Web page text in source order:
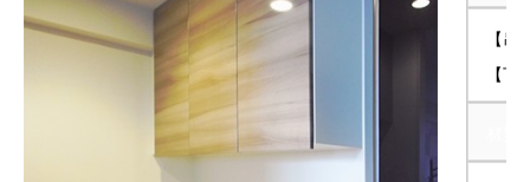
【
【